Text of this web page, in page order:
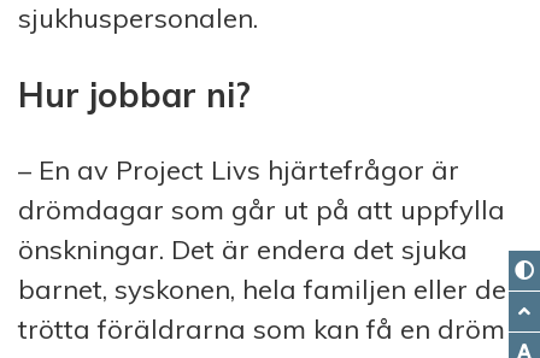
sjukhuspersonalen.
Hur jobbar ni?
– En av Project Livs hjärtefrågor är
drömdagar som går ut på att uppfylla
önskningar. Det är endera det sjuka
barnet, syskonen, hela familjen eller de
trötta föräldrarna som kan få en dröm